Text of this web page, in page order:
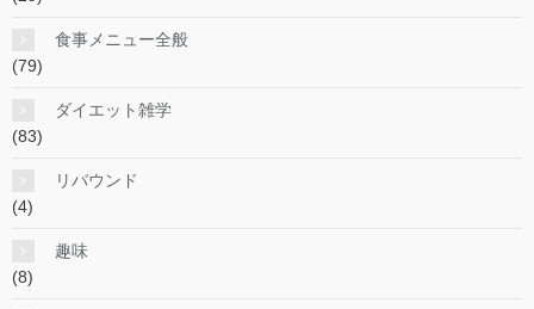
食事メニュー全般
(79)
ダイエット雑学
(83)
リバウンド
(4)
趣味
(8)